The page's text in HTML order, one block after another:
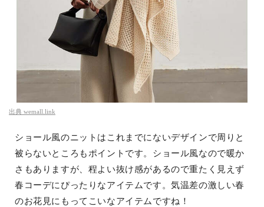
出典 wemall.link
ショール風のニットはこれまでにないデザインで周りと
被らないところもポイントです。ショール風なので暖か
さもありますが、程よい抜け感があるので重たく見えず
春コーデにぴったりなアイテムです。気温差の激しい春
のお花見にもってこいなアイテムですね！